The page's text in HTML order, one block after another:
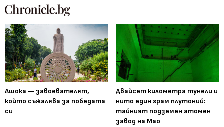
Ашока — завоевателят,
който съжалява за победата
си
Двайсет километра тунели и
нито един грам плутоний:
тайният подземен атомен
завод на Мао